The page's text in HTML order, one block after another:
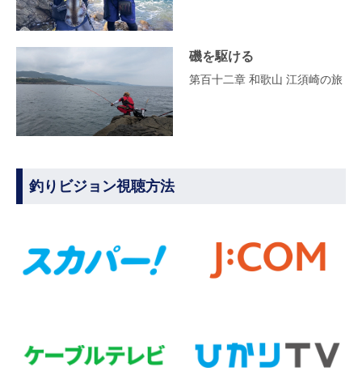
磯を駆ける
第百十二章 和歌山 江須崎の旅
釣りビジョン視聴方法